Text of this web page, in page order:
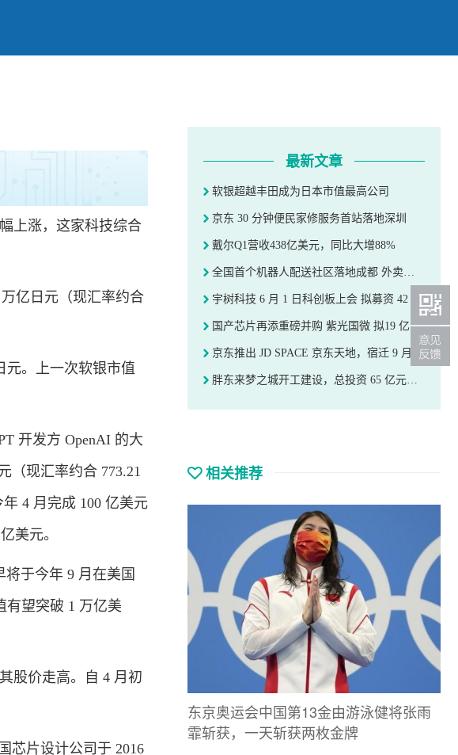
上涨，这家科技综合
亿日元（现汇率约合
。上一次软银市值
开发方 OpenAI 的大
（现汇率约合 773.21
4 月完成 100 亿美元
美元。
于今年 9 月在美国
有望突破 1 万亿美
股价走高。自 4 月初
片设计公司于 2016
最新文章
软银超越丰田成为日本市值最高公司
京东 30 分钟便民家修服务首站落地深圳
戴尔Q1营收438亿美元，同比大增88%
全国首个机器人配送社区落地成都 外卖骑手无需进楼配送
宇树科技 6 月 1 日科创板上会 拟募资 42 亿元
国产芯片再添重磅并购 紫光国微 拟19 亿元收购瑞能半导体
京东推出 JD SPACE 京东天地，宿迁 9 月率先开业
胖东来梦之城开工建设，总投资 65 亿元，2029 年竣工
相关推荐
东京奥运会中国第13金由游泳健将张雨
霏斩获，一天斩获两枚金牌